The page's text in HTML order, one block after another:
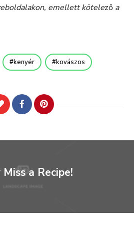
emellett kötelező a
kenyér kovászos
Miss a Recipe!